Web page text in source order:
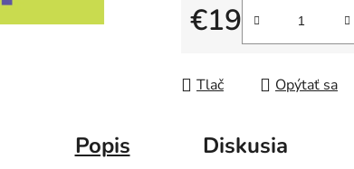
€19
Jednotková cena:
Tlač Opýtať sa
Popis Diskusia